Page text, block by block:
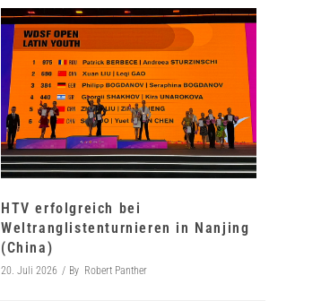
HTV erfolgreich bei
Weltranglistenturnieren in Nanjing
(China)
20. Juli 2026 By Robert Panther